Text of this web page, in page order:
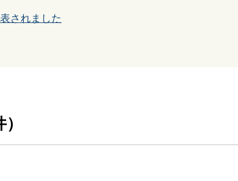
されました